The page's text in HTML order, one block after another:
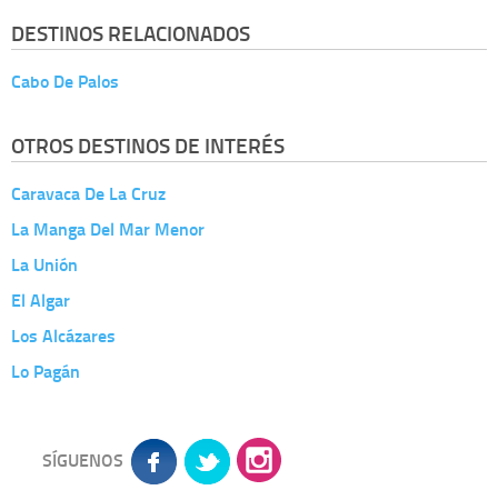
DESTINOS RELACIONADOS
Cabo De Palos
OTROS DESTINOS DE INTERÉS
Caravaca De La Cruz
La Manga Del Mar Menor
La Unión
El Algar
Los Alcázares
Lo Pagán
SÍGUENOS